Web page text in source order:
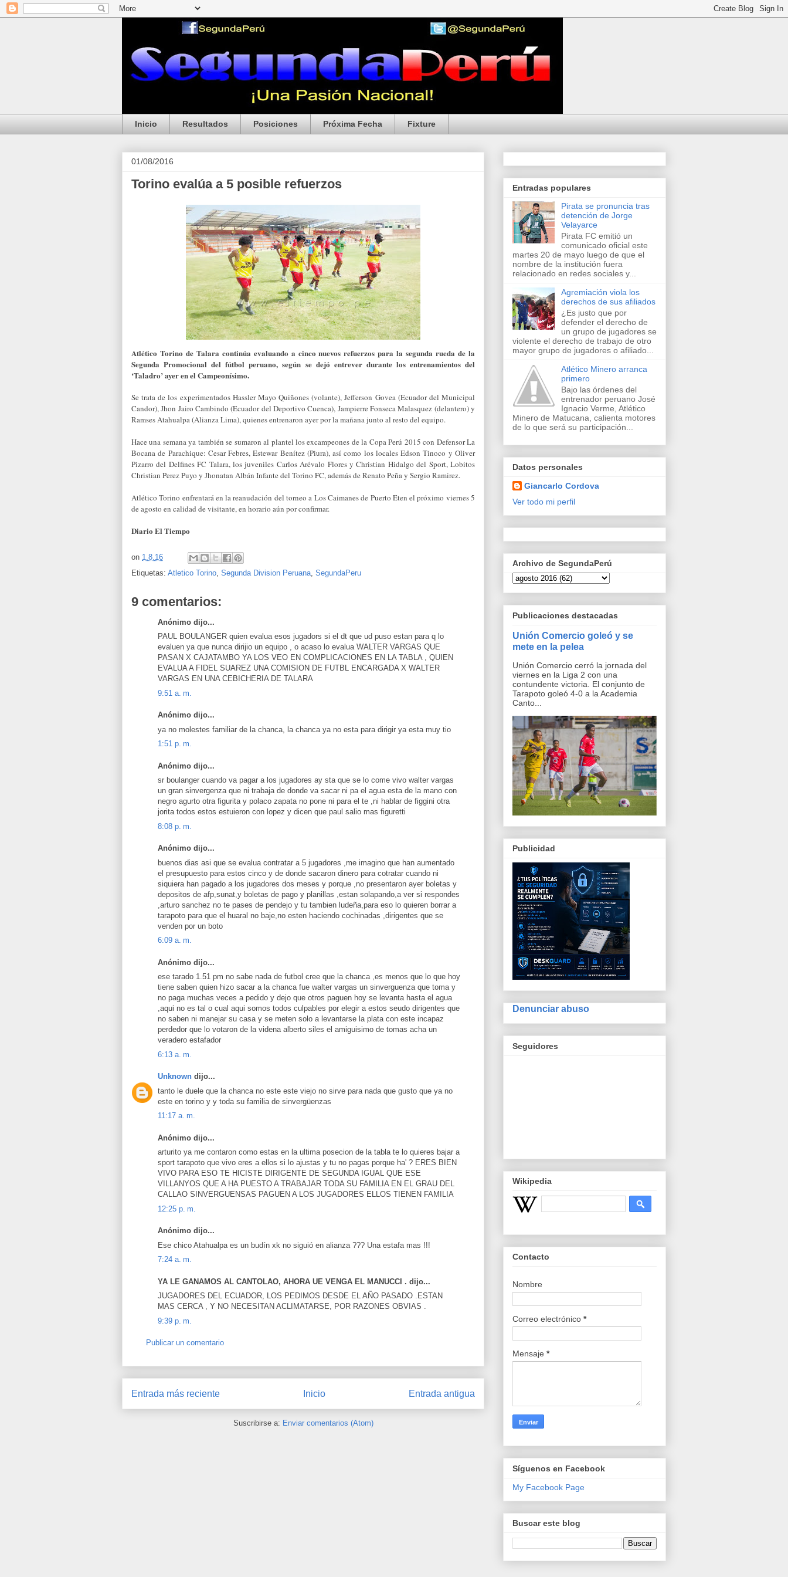
Inicio Resultados Posiciones Próxima Fecha Fixture
01/08/2016
Torino evalúa a 5 posible refuerzos
Atlético Torino de Talara continúa evaluando a cinco nuevos refuerzos para la segunda rueda de la
Segunda Promocional del fútbol peruano, según se dejó entrever durante los entrenamientos del
‘Taladro’ ayer en el Campeonísimo.
Se trata de los experimentados Hassler Mayo Quiñones (volante), Jefferson Govea (Ecuador del Municipal
Candor), Jhon Jairo Cambindo (Ecuador del Deportivo Cuenca), Jampierre Fonseca Malasquez (delantero) y
Ramses Atahualpa (Alianza Lima), quienes entrenaron ayer por la mañana junto al resto del equipo.
Hace una semana ya también se sumaron al plantel los excampeones de la Copa Perú 2015 con Defensor La
Bocana de Parachique: Cesar Febres, Estewar Benítez (Piura), así como los locales Edson Tinoco y Oliver
Pizarro del Delfines FC Talara, los juveniles Carlos Arévalo Flores y Christian Hidalgo del Sport, Lobitos
Christian Perez Puyo y Jhonatan Albán Infante del Torino FC, además de Renato Peña y Sergio Ramirez.
Atlético Torino enfrentará en la reanudación del torneo a Los Caimanes de Puerto Eten el próximo viernes 5
de agosto en calidad de visitante, en horario aún por confirmar.
Diario El Tiempo
on 1.8.16
Etiquetas: Atletico Torino Segunda Division Peruana SegundaPeru
9 comentarios:
Anónimo dijo...
PAUL BOULANGER quien evalua esos jugadors si el dt que ud puso estan para q lo
evaluen ya que nunca dirijio un equipo , o acaso lo evalua WALTER VARGAS QUE
PASAN X CAJATAMBO YA LOS VEO EN COMPLICACIONES EN LA TABLA , QUIEN
EVALUA A FIDEL SUAREZ UNA COMISION DE FUTBL ENCARGADA X WALTER
VARGAS EN UNA CEBICHERIA DE TALARA
9:51 a. m.
Anónimo dijo...
ya no molestes familiar de la chanca, la chanca ya no esta para dirigir ya esta muy tio
1:51 p. m.
Anónimo dijo...
sr boulanger cuando va pagar a los jugadores ay sta que se lo come vivo walter vargas
un gran sinvergenza que ni trabaja de donde va sacar ni pa el agua esta de la mano con
negro agurto otra figurita y polaco zapata no pone ni para el te ,ni hablar de figgini otra
jorita todos estos estuieron con lopez y dicen que paul salio mas figuretti
8:08 p. m.
Anónimo dijo...
buenos dias asi que se evalua contratar a 5 jugadores ,me imagino que han aumentado
el presupuesto para estos cinco y de donde sacaron dinero para cotratar cuando ni
siquiera han pagado a los jugadores dos meses y porque ,no presentaron ayer boletas y
depositos de afp,sunat,y boletas de pago y planillas ,estan solapando,a ver si respondes
,arturo sanchez no te pases de pendejo y tu tambien ludeña,para eso lo quieren borrar a
tarapoto para que el huaral no baje,no esten haciendo cochinadas ,dirigentes que se
venden por un boto
6:09 a. m.
Anónimo dijo...
ese tarado 1.51 pm no sabe nada de futbol cree que la chanca ,es menos que lo que hoy
tiene saben quien hizo sacar a la chanca fue walter vargas un sinverguenza que toma y
no paga muchas veces a pedido y dejo que otros paguen hoy se levanta hasta el agua
,aqui no es tal o cual aqui somos todos culpables por elegir a estos seudo dirigentes que
no saben ni manejar su casa y se meten solo a levantarse la plata con este incapaz
perdedor que lo votaron de la videna alberto siles el amiguisimo de tomas acha un
veradero estafador
6:13 a. m.
Unknown dijo...
tanto le duele que la chanca no este este viejo no sirve para nada que gusto que ya no
este en torino y y toda su familia de sinvergüenzas
11:17 a. m.
Anónimo dijo...
arturito ya me contaron como estas en la ultima posecion de la tabla te lo quieres bajar a
sport tarapoto que vivo eres a ellos si lo ajustas y tu no pagas porque ha' ? ERES BIEN
VIVO PARA ESO TE HICISTE DIRIGENTE DE SEGUNDA IGUAL QUE ESE
VILLANYOS QUE A HA PUESTO A TRABAJAR TODA SU FAMILIA EN EL GRAU DEL
CALLAO SINVERGUENSAS PAGUEN A LOS JUGADORES ELLOS TIENEN FAMILIA
12:25 p. m.
Anónimo dijo...
Ese chico Atahualpa es un budín xk no siguió en alianza ??? Una estafa mas !!!
7:24 a. m.
YA LE GANAMOS AL CANTOLAO, AHORA UE VENGA EL MANUCCI . dijo...
JUGADORES DEL ECUADOR, LOS PEDIMOS DESDE EL AÑO PASADO .ESTAN
MAS CERCA , Y NO NECESITAN ACLIMATARSE, POR RAZONES OBVIAS .
9:39 p. m.
Publicar un comentario
Entrada más reciente Entrada antigua
Inicio
Suscribirse a: Enviar comentarios (Atom)
Entradas populares
Pirata se pronuncia tras
detención de Jorge
Velayarce
Pirata FC emitió un
comunicado oficial este
martes 20 de mayo luego de que el
nombre de la institución fuera
relacionado en redes sociales y...
Agremiación viola los
derechos de sus afiliados
¿Es justo que por
defender el derecho de
un grupo de jugadores se
violente el derecho de trabajo de otro
mayor grupo de jugadores o afiliado...
Atlético Minero arranca
primero
Bajo las órdenes del
entrenador peruano José
Ignacio Verme, Atlético
Minero de Matucana, calienta motores
de lo que será su participación...
Datos personales
Giancarlo Cordova
Ver todo mi perfil
Archivo de SegundaPerú
Publicaciones destacadas
Unión Comercio goleó y se
mete en la pelea
Unión Comercio cerró la jornada del
viernes en la Liga 2 con una
contundente victoria. El conjunto de
Tarapoto goleó 4-0 a la Academia
Canto...
Publicidad
Denunciar abuso
Seguidores
Wikipedia
Contacto
Nombre
Correo electrónico *
Mensaje *
Síguenos en Facebook
My Facebook Page
Buscar este blog